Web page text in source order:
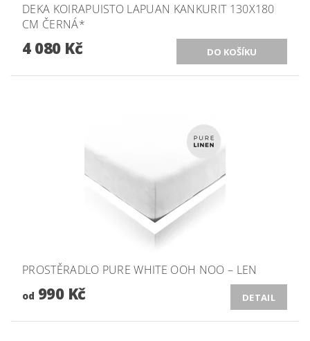
DEKA KOIRAPUISTO LAPUAN KANKURIT 130X180
CM ČERNÁ*
4 080 Kč
PROSTĚRADLO PURE WHITE OOH NOO – LEN
od 990 Kč DETAIL